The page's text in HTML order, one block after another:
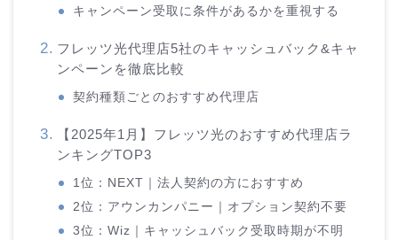
キャンペーン受取に条件があるかを重視する
フレッツ光代理店5社のキャッシュバック&キャ
ンペーンを徹底比較
契約種類ごとのおすすめ代理店
【2025年1月】フレッツ光のおすすめ代理店ラ
ンキングTOP3
1位：NEXT｜法人契約の方におすすめ
2位：アウンカンパニー｜オプション契約不要
3位：Wiz｜キャッシュバック受取時期が不明